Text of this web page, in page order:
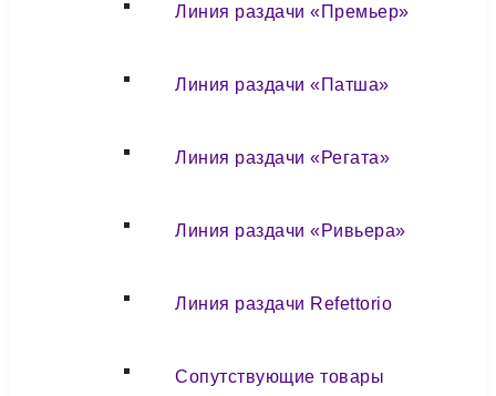
Линия раздачи «Премьер»
Линия раздачи «Патша»
Линия раздачи «Регата»
Линия раздачи «Ривьера»
Линия раздачи Refettorio
Сопутствующие товары